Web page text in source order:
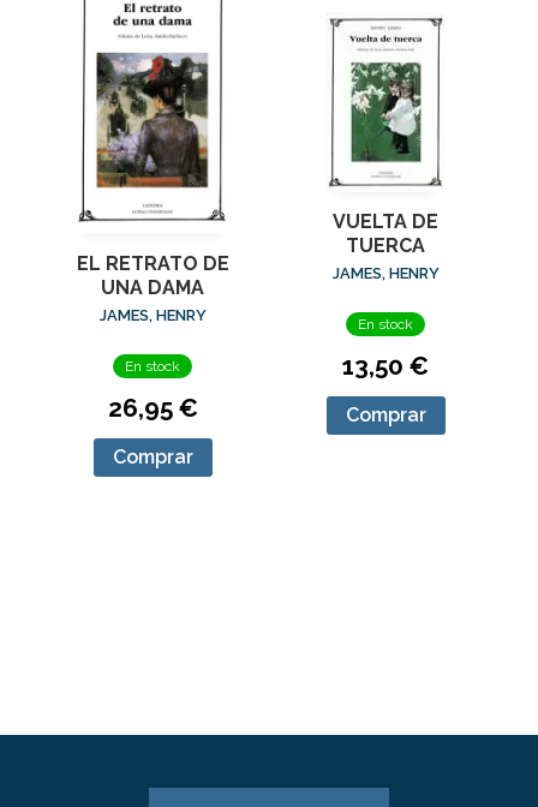
EL RETRATO DE
UNA DAMA
JAMES, HENRY
En stock
26,95 €
Comprar
VUELTA DE
TUERCA
JAMES, HENRY
En stock
13,50 €
Comprar